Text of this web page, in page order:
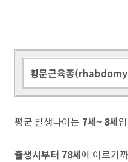
횡문근육종
평균 발생나이는 7세~ 8세
출생시부터 78세에 이르기